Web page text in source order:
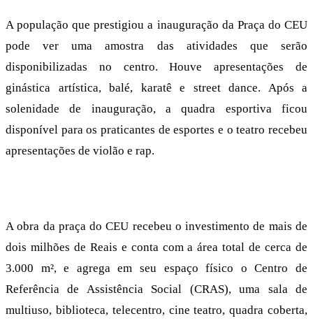
A população que prestigiou a inauguração da Praça do CEU
pode ver uma amostra das atividades que serão
disponibilizadas no centro. Houve apresentações de
ginástica artística, balé, karatê e street dance. Após a
solenidade de inauguração, a quadra esportiva ficou
disponível para os praticantes de esportes e o teatro recebeu
apresentações de violão e rap.
A obra da praça do CEU recebeu o investimento de mais de
dois milhões de Reais e conta com a área total de cerca de
3.000 m², e agrega em seu espaço físico o Centro de
Referência de Assistência Social (CRAS), uma sala de
multiuso, biblioteca, telecentro, cine teatro, quadra coberta,